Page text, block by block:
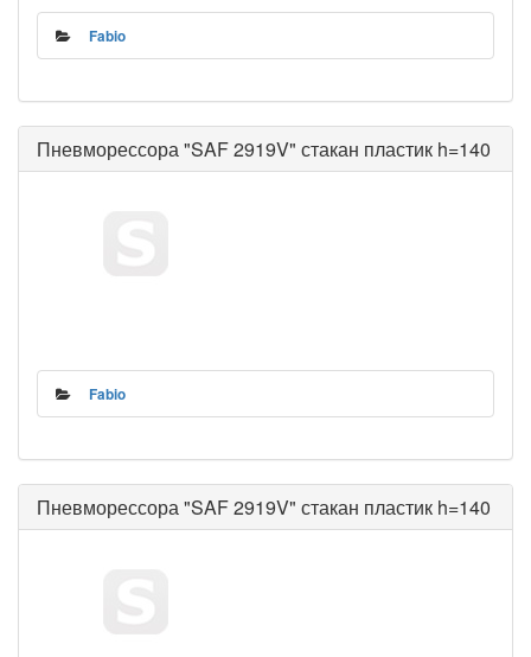
Fabio
Пневморессора "SAF 2919V" стакан пластик h=140
Fabio
Пневморессора "SAF 2919V" стакан пластик h=140